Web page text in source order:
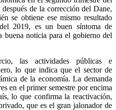
de la corrección del Dane,
se obtiene ese mismo resultado
2019, es un buen síntoma de
buena noticia para el gobierno del
las actividades públicas e
lo que indica que el sector de
de la economía. La demanda
en el primer semestre por encima
lo que confirma la reactivación,
que es el gran jalonador de